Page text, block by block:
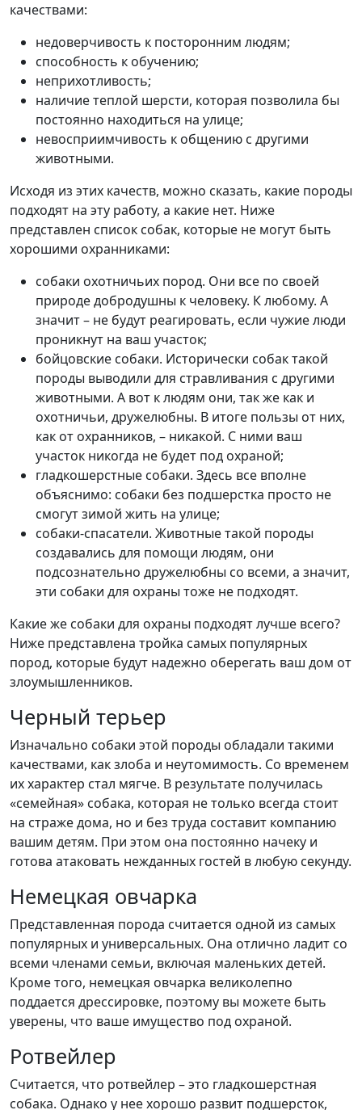
качествами:
недоверчивость к посторонним людям;
способность к обучению;
неприхотливость;
наличие теплой шерсти, которая позволила бы
постоянно находиться на улице;
невосприимчивость к общению с другими
животными.
Исходя из этих качеств, можно сказать, какие породы
подходят на эту работу, а какие нет. Ниже
представлен список собак, которые не могут быть
хорошими охранниками:
собаки охотничьих пород. Они все по своей
природе добродушны к человеку. К любому. А
значит – не будут реагировать, если чужие люди
проникнут на ваш участок;
бойцовские собаки. Исторически собак такой
породы выводили для стравливания с другими
животными. А вот к людям они, так же как и
охотничьи, дружелюбны. В итоге пользы от них,
как от охранников, – никакой. С ними ваш
участок никогда не будет под охраной;
гладкошерстные собаки. Здесь все вполне
объяснимо: собаки без подшерстка просто не
смогут зимой жить на улице;
собаки-спасатели. Животные такой породы
создавались для помощи людям, они
подсознательно дружелюбны со всеми, а значит,
эти собаки для охраны тоже не подходят.
Какие же собаки для охраны подходят лучше всего?
Ниже представлена тройка самых популярных
пород, которые будут надежно оберегать ваш дом от
злоумышленников.
Черный терьер
Изначально собаки этой породы обладали такими
качествами, как злоба и неутомимость. Со временем
их характер стал мягче. В результате получилась
«семейная» собака, которая не только всегда стоит
на страже дома, но и без труда составит компанию
вашим детям. При этом она постоянно начеку и
готова атаковать нежданных гостей в любую секунду.
Немецкая овчарка
Представленная порода считается одной из самых
популярных и универсальных. Она отлично ладит со
всеми членами семьи, включая маленьких детей.
Кроме того, немецкая овчарка великолепно
поддается дрессировке, поэтому вы можете быть
уверены, что ваше имущество под охраной.
Ротвейлер
Считается, что ротвейлер – это гладкошерстная
собака. Однако у нее хорошо развит подшерсток,